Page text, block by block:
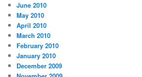
June 2010
May 2010
April 2010
March 2010
February 2010
January 2010
December 2009